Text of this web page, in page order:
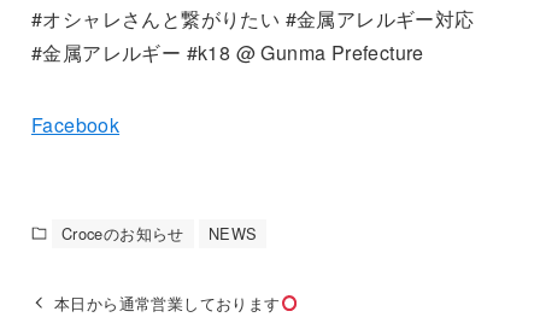
#オシャレさんと繋がりたい #金属アレルギー対応
#金属アレルギー #k18 @ Gunma Prefecture
Facebook
Croceのお知らせ NEWS
本日から通常営業しております